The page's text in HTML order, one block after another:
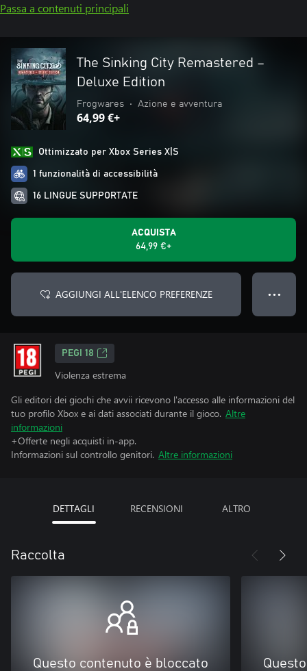
Passa a contenuti principali
The Sinking City Remastered –
Deluxe Edition
Frogwares • Azione e avventura
64,99 €+
Ottimizzato per Xbox Series X|S
1 funzionalità di accessibilità
16 LINGUE SUPPORTATE
ACQUISTA
64,99 €+
AGGIUNGI ALL'ELENCO PREFERENZE ● ● ●
PEGI 18
Violenza estrema
Gli editori dei giochi che avvii ricevono l'accesso alle informazioni del
tuo profilo Xbox e ai dati associati durante il gioco. Altre
informazioni
+Offerte negli acquisti in-app.
Informazioni sul controllo genitori. Altre informazioni
DETTAGLI RECENSIONI ALTRO
Raccolta
Questo contenuto è bloccato